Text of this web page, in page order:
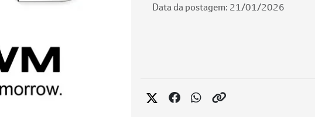
Data da postagem: 21/01/2026